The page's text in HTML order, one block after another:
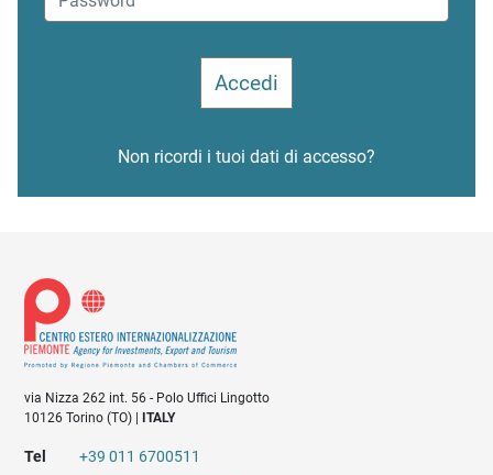
Non ricordi i tuoi dati di accesso?
via Nizza 262 int. 56 - Polo Uffici Lingotto
10126 Torino (TO) |
ITALY
Tel
+39 011 6700511